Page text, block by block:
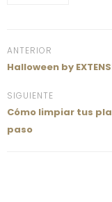
ANTERIOR
Halloween by
SIGUIENTE
Cómo limpiar tus
paso